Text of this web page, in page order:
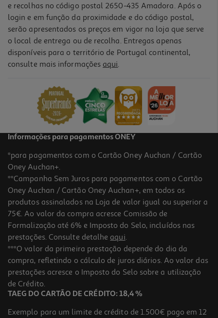
Tempero Knorr 1-2-3 Chili Com Carne 33g
5.0
Tempero Maggi Suculento Forno Bbq 32g
40.31 €/Kg
1,29 €
e recolhas no código postal 2650-435 Amadora. Após o
login e em função da proximidade e do código postal,
serão apresentados os preços em vigor na loja que serve
o local de entrega ou de recolha. Entregas apenas
disponíveis para o território de Portugal continental,
consulte mais informações aqui.
Informações para pagamentos ONEY
*para pagamentos com o Cartão Oney Auchan / Cartão
Oney Auchan+.
**Campanha Sem Juros para pagamentos com o Cartão
Oney Auchan / Cartão Oney Auchan+, em todos os
produtos assinalados na Loja de valor igual ou superior a
75€. Ao valor da compra acresce Comissão de
Formalização até 6% e Imposto do Selo, incluídos nas
prestações. Consulte detalhe aqui.
***O valor da primeira prestação depende do dia da
compra, refletindo o cálculo de juros diários. Ao valor das
prestações acresce o Imposto do Selo sobre a utilização
de Crédito.
TAEG DO CARTÃO DE CRÉDITO: 18,4 %
Exemplo para um limite de crédito de 1.500€ pago em 12